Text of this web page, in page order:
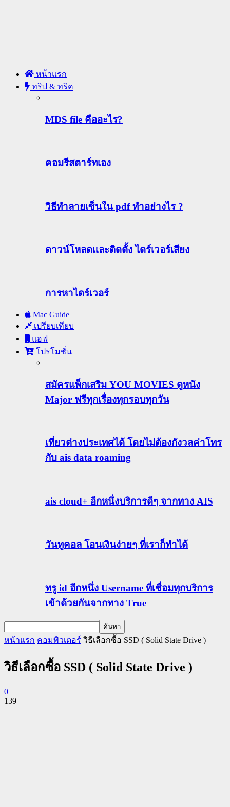
หน้าแรก
ทริป & ทริค
MDS file คืออะไร?
คอมรีสตาร์ทเอง
วิธีทําลายเซ็นใน pdf ทำอย่างไร ?
ดาวน์โหลดและติดตั้ง ไดร์เวอร์เสียง
การหาไดร์เวอร์
Mac Guide
เปรียบเทียบ
แอฟ
โปรโมชั่น
สมัครแพ็กเสริม YOU MOVIES ดูหนัง
Major ฟรีทุกเรื่องทุกรอบทุกวัน
เที่ยวต่างประเทศได้ โดยไม่ต้องกังวลค่าโทร
กับ ais data roaming
ais cloud+ อีกหนึ่งบริการดีๆ จากทาง AIS
วันทูคอล โอนเงินง่ายๆ ที่เราก็ทำได้
ทรู id อีกหนึ่ง Username ที่เชื่อมทุกบริการ
เข้าด้วยกันจากทาง True
หน้าแรก คอมพิวเตอร์ วิธีเลือกซื้อ SSD ( Solid State Drive )
วิธีเลือกซื้อ SSD ( Solid State Drive )
0
139